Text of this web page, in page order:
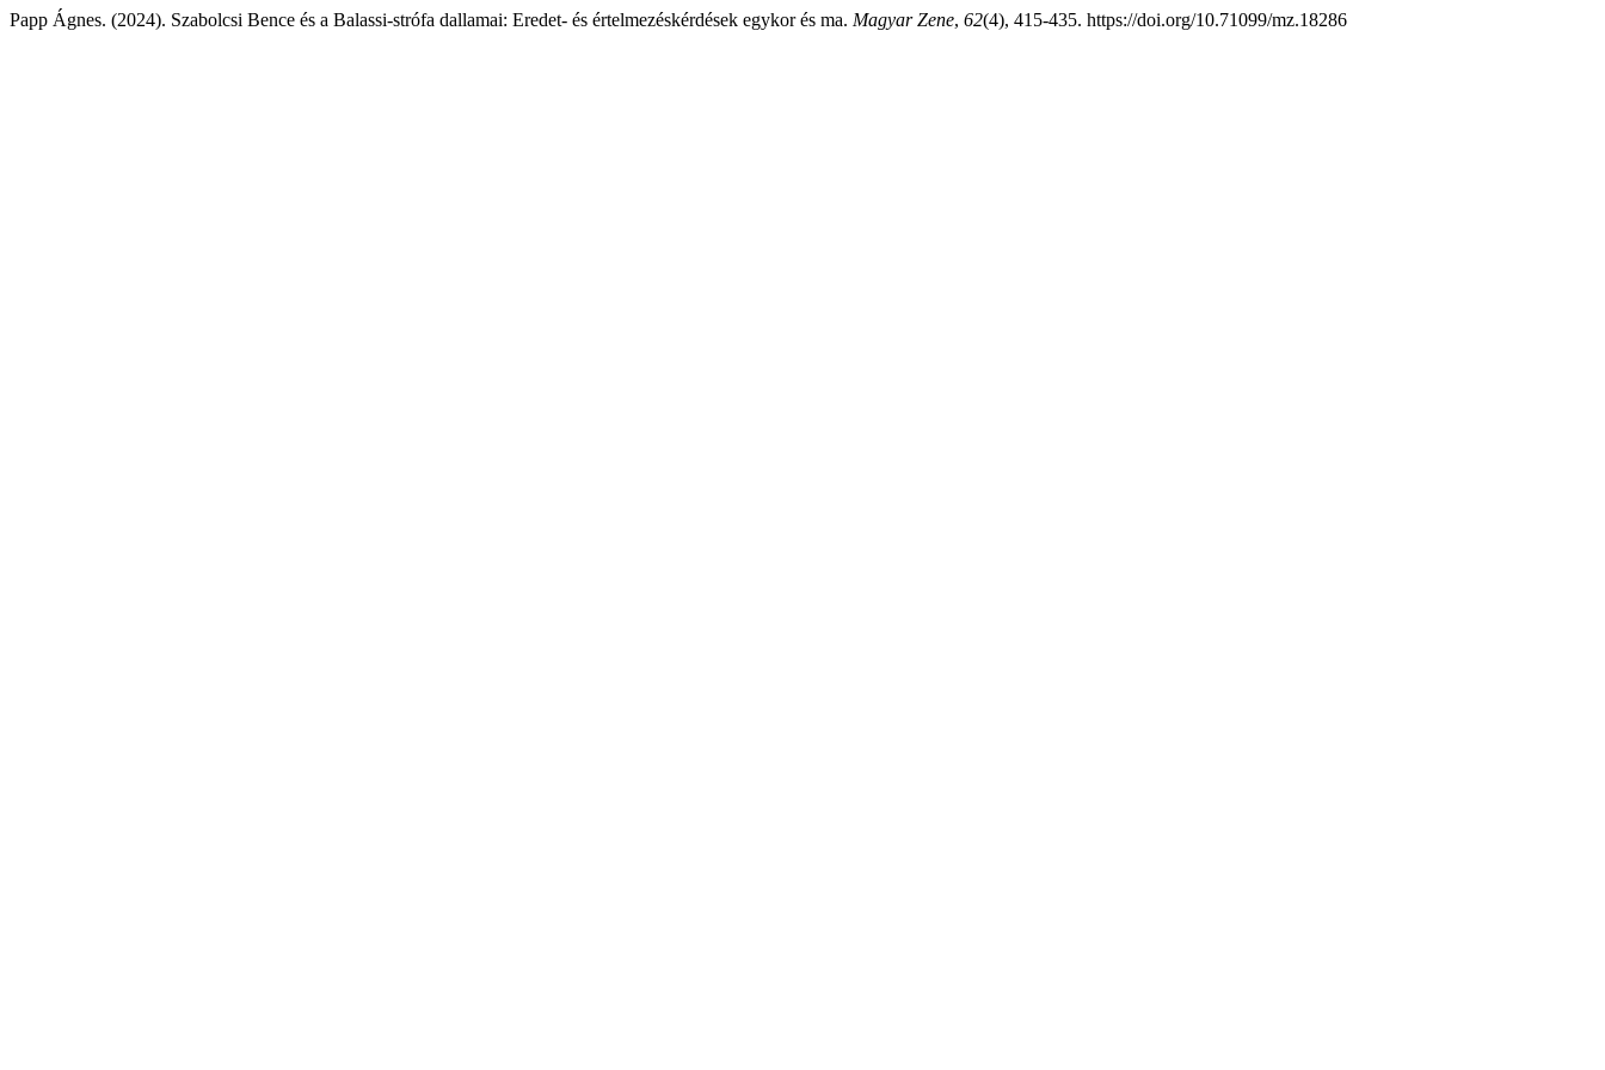
Papp Ágnes. (2024). Szabolcsi Bence és a Balassi-strófa dallamai: Eredet- és értelmezéskérdések egykor és ma. Magyar Zene, 62(4), 415-435. https://doi.org/10.71099/mz.18286